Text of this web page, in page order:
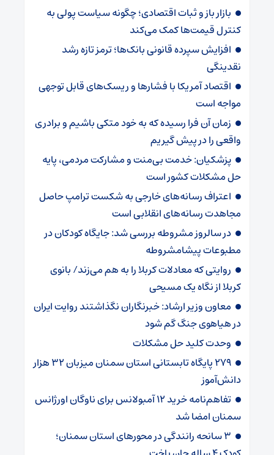
بازار باز و ثبات اقتصادی؛ چگونه سیاست پولی به
کنترل قیمت‌ها کمک می‌کند
افزایش سپرده قانونی بانک‌ها؛ ترمز تازه رشد
نقدینگی
اقتصاد آمریکا با فشارها و ریسک‌های قابل توجهی
مواجه است
زمان آن فرا رسیده که به خود متکی باشیم و برادری
واقعی را در پیش گیریم
پزشکیان: خدمت بی‌منت و مشارکت مردمی، پایه
حل مشکلات کشور است
اعتراف رسانه‌های خارجی به شکست ترامپ حاصل
مجاهدت رسانه‌های انقلابی است
در سالروز مشروطه بررسی شد: جایگاه کودکان در
مطبوعات پیشامشروطه
روایتی که معادلات کربلا را به هم می‌زند/ بانوی
کربلا از نگاه یک مسیحی
معاون وزیر ارشاد: خبرنگاران نگذاشتند روایت ایران
در هیاهوی جنگ گم شود
وحدت کلید حل مشکلات
۲۷۹ پایگاه تابستانی استان سمنان میزبان ۳۲ هزار
دانش‌آموز
تفاهم‌نامه خرید ۱۲ آمبولانس برای ناوگان اورژانس
سمنان امضا شد
۳ سانحه رانندگی در محورهای استان سمنان؛